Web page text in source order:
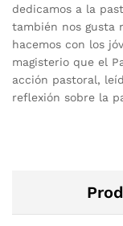
dedicamos a la
también nos gusta
hacemos con los
magisterio que el
acción pastoral,
reflexión sobre la